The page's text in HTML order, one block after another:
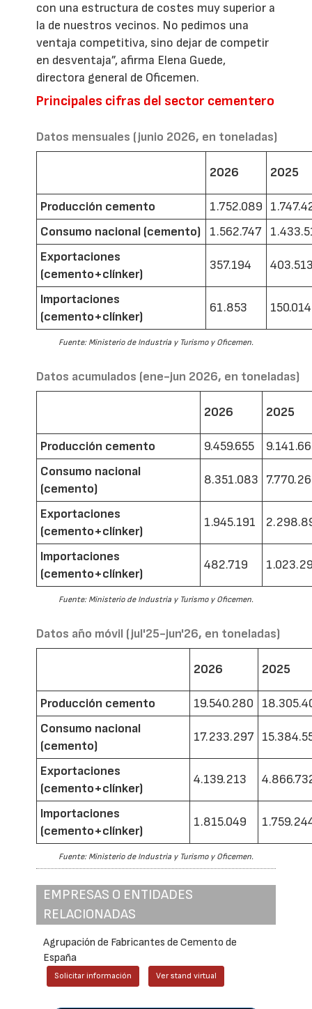
con una estructura de costes muy superior a
la de nuestros vecinos. No pedimos una
ventaja competitiva, sino dejar de competir
en desventaja”, afirma Elena Guede,
directora general de Oficemen.
Principales cifras del sector cementero
Datos mensuales (junio 2026, en toneladas)
2026 2025
Producción cemento 1.752.089
Consumo nacional (cemento)
1.562.747
Exportaciones
(cemento+clínker)
357.194
Importaciones
(cemento+clínker)
61.853 150.014
Fuente: Ministerio de Industria y Turismo y Oficemen.
Datos acumulados (ene-jun 2026, en toneladas)
2026 2025
Producción cemento 9.459.655
Consumo nacional
(cemento)
8.351.083
Exportaciones
(cemento+clínker)
1.945.191
Importaciones
(cemento+clínker)
482.719
Fuente: Ministerio de Industria y Turismo y Oficemen.
Datos año móvil (jul'25-jun'26, en toneladas)
2026 2025
Producción cemento 19.540.280
Consumo nacional
(cemento)
17.233.297
Exportaciones
(cemento+clínker)
4.139.213
Importaciones
(cemento+clínker)
1.815.049
Fuente: Ministerio de Industria y Turismo y Oficemen.
EMPRESAS O ENTIDADES
RELACIONADAS
Agrupación de Fabricantes de Cemento de
España
Solicitar información Ver stand virtual